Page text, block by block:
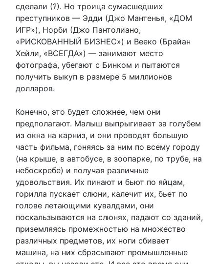
сделали (?). Но троица сумасшедших
преступников — Эдди (Джо Мантенья, «ДОМ
ИГР»), Норби (Джо Пантолиано,
«РИСКОВАННЫЙ БИЗНЕС») и Вееко (Брайан
Хейли, «ВСЕГДА») — занимают место
фотографа, убегают с Бинком и пытаются
получить выкуп в размере 5 миллионов
долларов.
Конечно, это будет сложнее, чем они
предполагают. Малыш выпрыгивает за голубем
из окна на карниз, и они проводят большую
часть фильма, гоняясь за ним по всему городу
(на крыше, в автобусе, в зоопарке, по трубе, на
небоскребе) и получая различные
удовольствия. Их пинают и бьют по яйцам,
горилла пускает слюни, калечит их, бьет по
голове летающими кувалдами, они
поскальзываются на слюнях, падают со зданий,
приземляясь промежностью на множество
различных предметов, их ноги сбивает
машина, на них сбрасывают промышленные